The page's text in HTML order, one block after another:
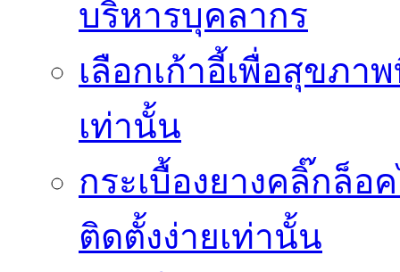
บริหารบุคลากร
เลือกเก้าอี้เพื่อสุขภา
เท่านั้น
กระเบื้องยางคลิ๊กล็อ
ติดตั้งง่ายเท่านั้น